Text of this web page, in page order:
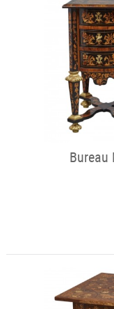
Bureau